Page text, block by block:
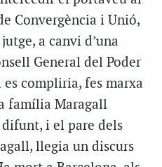
Convergència i Unió,
a canvi d’una
General del Poder
es compliria, fes marxa
família Maragall
i el pare dels
llegia un discurs